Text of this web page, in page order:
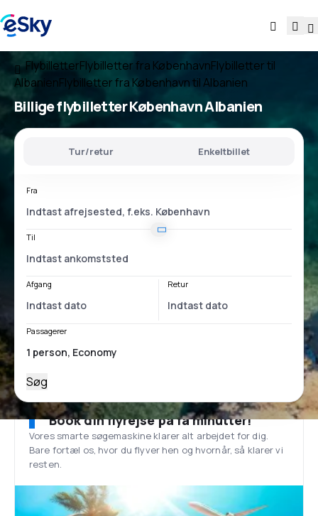
FlybilletterFlybilletter fra KøbenhavnFlybilletter til
AlbanienFlybilletter fra København til Albanien
Billige flybilletter København Albanien
Tur/retur Enkeltbillet
Fra
Til
Afgang Retur
Passagerer
Søg
Book din flyrejse på få minutter!
Vores smarte søgemaskine klarer alt arbejdet for dig.
Bare fortæl os, hvor du flyver hen og hvornår, så klarer vi
resten.